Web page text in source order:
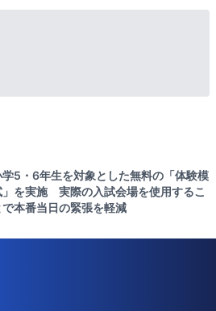
学5・6年生を対象とした無料の「体験模
」を実施 実際の入試会場を使用するこ
で本番当日の緊張を軽減